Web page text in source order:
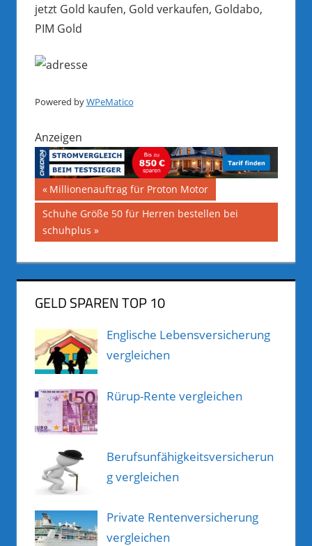
jetzt Gold kaufen, Gold verkaufen, Goldabo,
PIM Gold
Powered byWPeMatico
Anzeigen
Beitragsnavigation
Vorheriger
Beitrag:
Millionenauftrag für Proton Motor
Nächster
Beitrag:
Schuhe Größe 50 für Herren bestellen bei
schuhplus
GELD SPAREN TOP 10
Englische Lebensversicherung
vergleichen
Rürup-Rente vergleichen
Berufsunfähigkeitsversicherun
g vergleichen
Private Rentenversicherung
vergleichen